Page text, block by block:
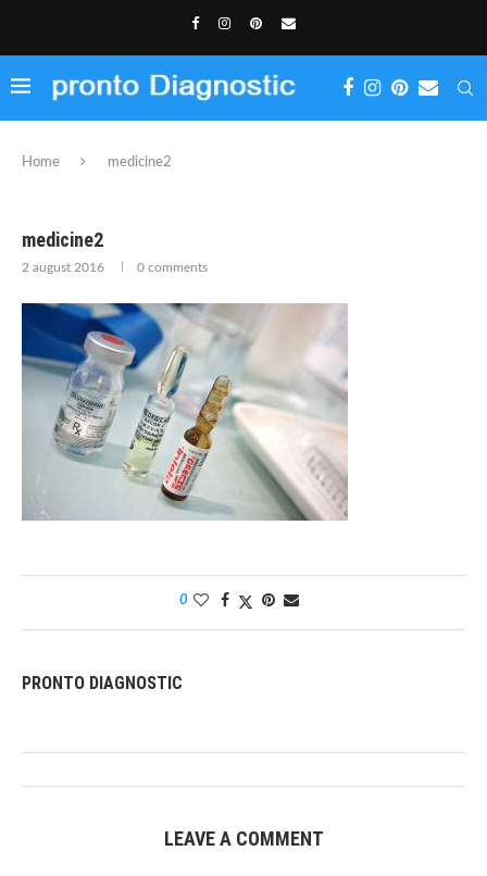
Home medicine2
medicine2
2 august 2016 0 comments
0
PRONTO DIAGNOSTIC
LEAVE A COMMENT